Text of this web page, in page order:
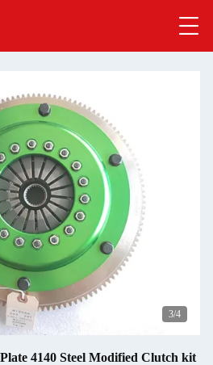
3/4
4140 Steel Modified Clutch kit